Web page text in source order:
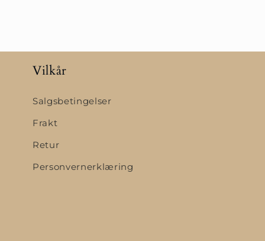
Vilkår
Salgsbetingelser
Frakt
Retur
Personvernerklæring